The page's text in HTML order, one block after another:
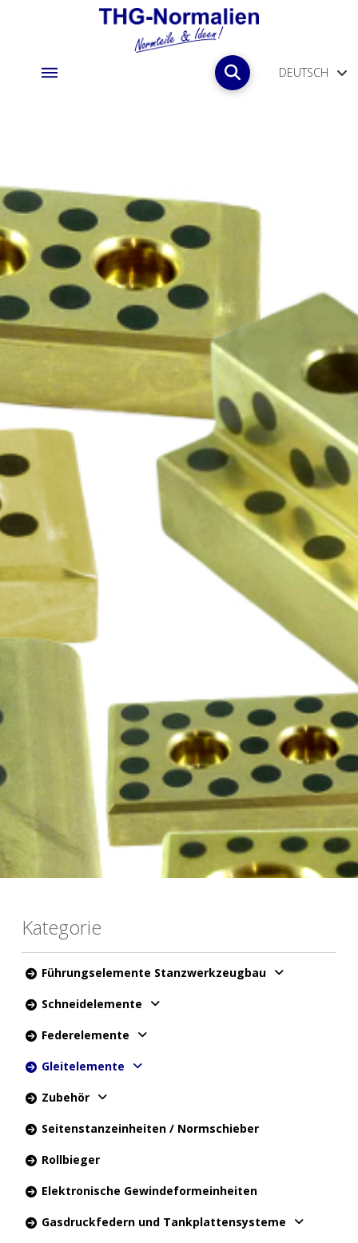
DEUTSCH
Kategorie
Führungselemente Stanzwerkzeugbau
Schneidelemente
Federelemente
Gleitelemente
Zubehör
Seitenstanzeinheiten / Normschieber
Rollbieger
Elektronische Gewindeformeinheiten
Gasdruckfedern und Tankplattensysteme